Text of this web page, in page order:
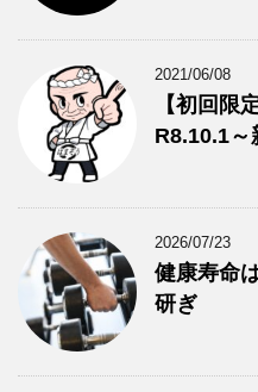
2021/06/08
【初回限
R8.10.1～
2026/07/23
健康寿命
研ぎ